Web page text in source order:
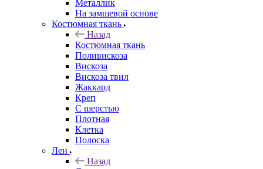
Металлик
На замшевой основе
Костюмная ткань
Назад
Костюмная ткань
Поливискоза
Вискоза
Вискоза твил
Жаккард
Креп
С шерстью
Плотная
Клетка
Полоска
Лен
Назад